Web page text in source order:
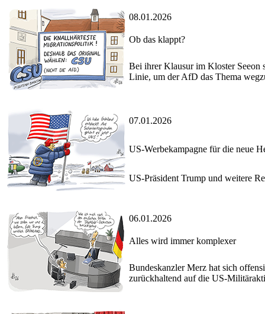
08.01.2026
Ob das klappt?
Bei ihrer Klausur im Kloster Seeon
Linie, um der AfD das Thema
07.01.2026
US-Werbekampagne für die neue
US-Präsident Trump und weitere
06.01.2026
Alles wird immer komplexer
Bundeskanzler Merz hat sich
zurückhaltend auf die US-